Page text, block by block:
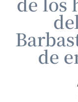
de